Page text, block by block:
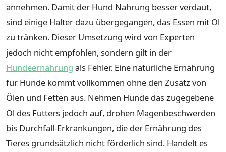
annehmen. Damit der Hund Nahrung besser verdaut,
sind einige Halter dazu übergegangen, das Essen mit Öl
zu tränken. Dieser Umsetzung wird von Experten
jedoch nicht empfohlen, sondern gilt in der
Hundeernährung als Fehler. Eine natürliche Ernährung
für Hunde kommt vollkommen ohne den Zusatz von
Ölen und Fetten aus. Nehmen Hunde das zugegebene
Öl des Futters jedoch auf, drohen Magenbeschwerden
bis Durchfall-Erkrankungen, die der Ernährung des
Tieres grundsätzlich nicht förderlich sind. Handelt es